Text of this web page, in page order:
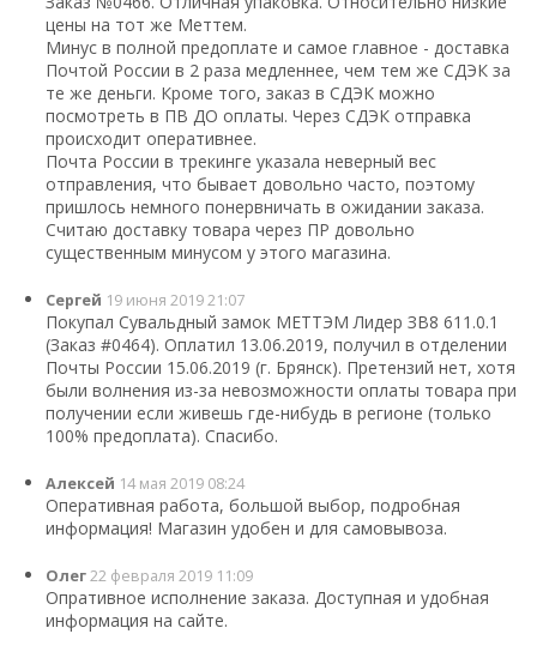
цены на тот же Меттем.
Минус в полной предоплате и самое главное - доставка
Почтой России в 2 раза медленнее, чем тем же СДЭК за
те же деньги. Кроме того, заказ в СДЭК можно
посмотреть в ПВ ДО оплаты. Через СДЭК отправка
происходит оперативнее.
Почта России в трекинге указала неверный вес
отправления, что бывает довольно часто, поэтому
пришлось немного понервничать в ожидании заказа.
Считаю доставку товара через ПР довольно
существенным минусом у этого магазина.
Сергей 19 июня 2019 21:07
Покупал Сувальдный замок МЕТТЭМ Лидер ЗВ8 611.0.1
(Заказ #0464). Оплатил 13.06.2019, получил в отделении
Почты России 15.06.2019 (г. Брянск). Претензий нет, хотя
были волнения из-за невозможности оплаты товара при
получении если живешь где-нибудь в регионе (только
100% предоплата). Спасибо.
Алексей 14 мая 2019 08:24
Оперативная работа, большой выбор, подробная
информация! Магазин удобен и для самовывоза.
Олег22 февраля 2019 11:09
Опративное исполнение заказа. Доступная и удобная
информация на сайте.